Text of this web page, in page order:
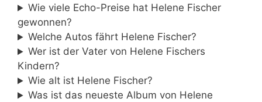
Wie viele Echo-Preise hat Helene Fischer
gewonnen?
Welche Autos fährt Helene Fischer?
Wer ist der Vater von Helene Fischers
Kindern?
Wie alt ist Helene Fischer?
Was ist das neueste Album von Helene